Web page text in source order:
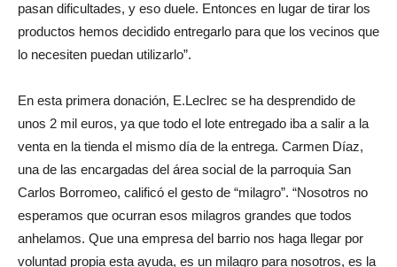
pasan dificultades, y eso duele. Entonces en lugar de tirar los
productos hemos decidido entregarlo para que los vecinos que
lo necesiten puedan utilizarlo”.
En esta primera donación, E.Leclrec se ha desprendido de
unos 2 mil euros, ya que todo el lote entregado iba a salir a la
venta en la tienda el mismo día de la entrega. Carmen Díaz,
una de las encargadas del área social de la parroquia San
Carlos Borromeo, calificó el gesto de “milagro”. “Nosotros no
esperamos que ocurran esos milagros grandes que todos
anhelamos. Que una empresa del barrio nos haga llegar por
voluntad propia esta ayuda, es un milagro para nosotros, es la